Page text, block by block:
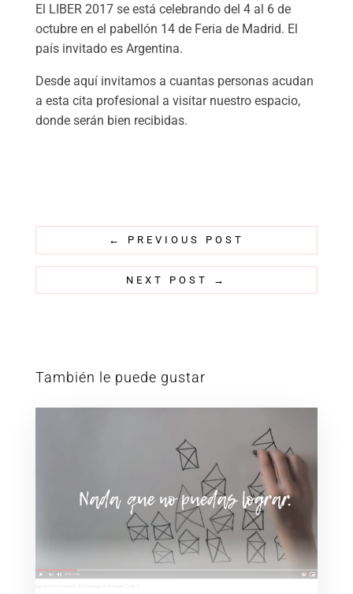
El LIBER 2017 se está celebrando del 4 al 6 de
octubre en el pabellón 14 de Feria de Madrid. El
país invitado es Argentina.
Desde aquí invitamos a cuantas personas acudan
a esta cita profesional a visitar nuestro espacio,
donde serán bien recibidas.
← PREVIOUS POST
NEXT POST →
También le puede gustar